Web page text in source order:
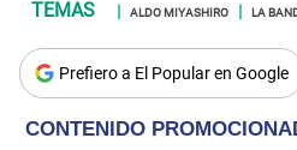
ALDO MIYASHIRO LA
Prefiero a El Popular en Google